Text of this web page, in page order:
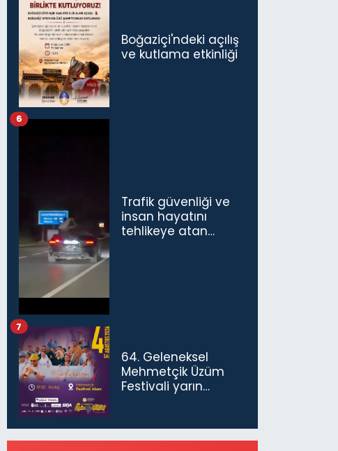
Boğaziçi'ndeki açılış
ve kutlama etkinliği
Trafik güvenliği ve
insan hayatını
tehlikeye atan
6
64. Geleneksel
Mehmetçik Üzüm
Festivali yarın
7